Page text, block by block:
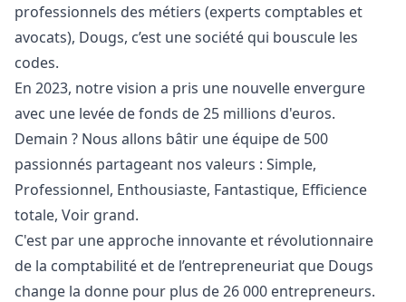
professionnels des métiers (experts comptables et
avocats), Dougs, c’est une société qui bouscule les
codes.
En 2023, notre vision a pris une nouvelle envergure
avec une levée de fonds de 25 millions d'euros.
Demain ? Nous allons bâtir une équipe de 500
passionnés partageant nos valeurs : Simple,
Professionnel, Enthousiaste, Fantastique, Efficience
totale, Voir grand.
C'est par une approche innovante et révolutionnaire
de la comptabilité et de l’entrepreneuriat que Dougs
change la donne pour plus de 26 000 entrepreneurs.